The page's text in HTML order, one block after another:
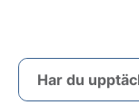
Har du